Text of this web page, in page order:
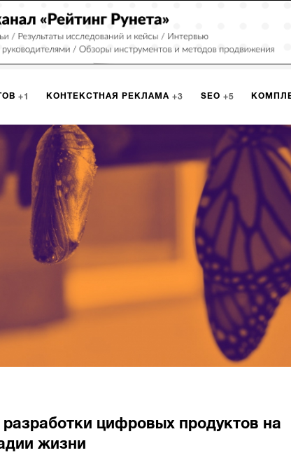
1 КОНТЕКСТНАЯ РЕКЛАМА 3 SEO 5
ПРОГРАММИРОВАНИЕ ИСПОЛЬЗОВАНИЕ
ИНТРАНЕТ МЕНЕДЖМЕНТ
цифровых продуктов на
жизни